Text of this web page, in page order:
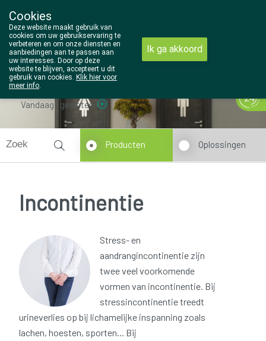
014/810298
Vandaag gesloten
Producten Oplossingen
Incontinentie
Stress- en
aandrangincontinentie zijn
twee veel voorkomende
vormen van incontinentie. Bij
stressincontinentie treedt
urineverlies op bij lichamelijke inspanning zoals
lachen, hoesten, sporten... Bij
Cookies
Deze website maakt gebruik van
cookies om uw gebruikservaring te
verbeteren en om onze diensten en
aanbiedingen aan te passen aan
uw interesses. Door op deze
website te blijven, accepteert u dit
gebruik van cookies. Klik hier voor
meer info.
Ik ga akkoord